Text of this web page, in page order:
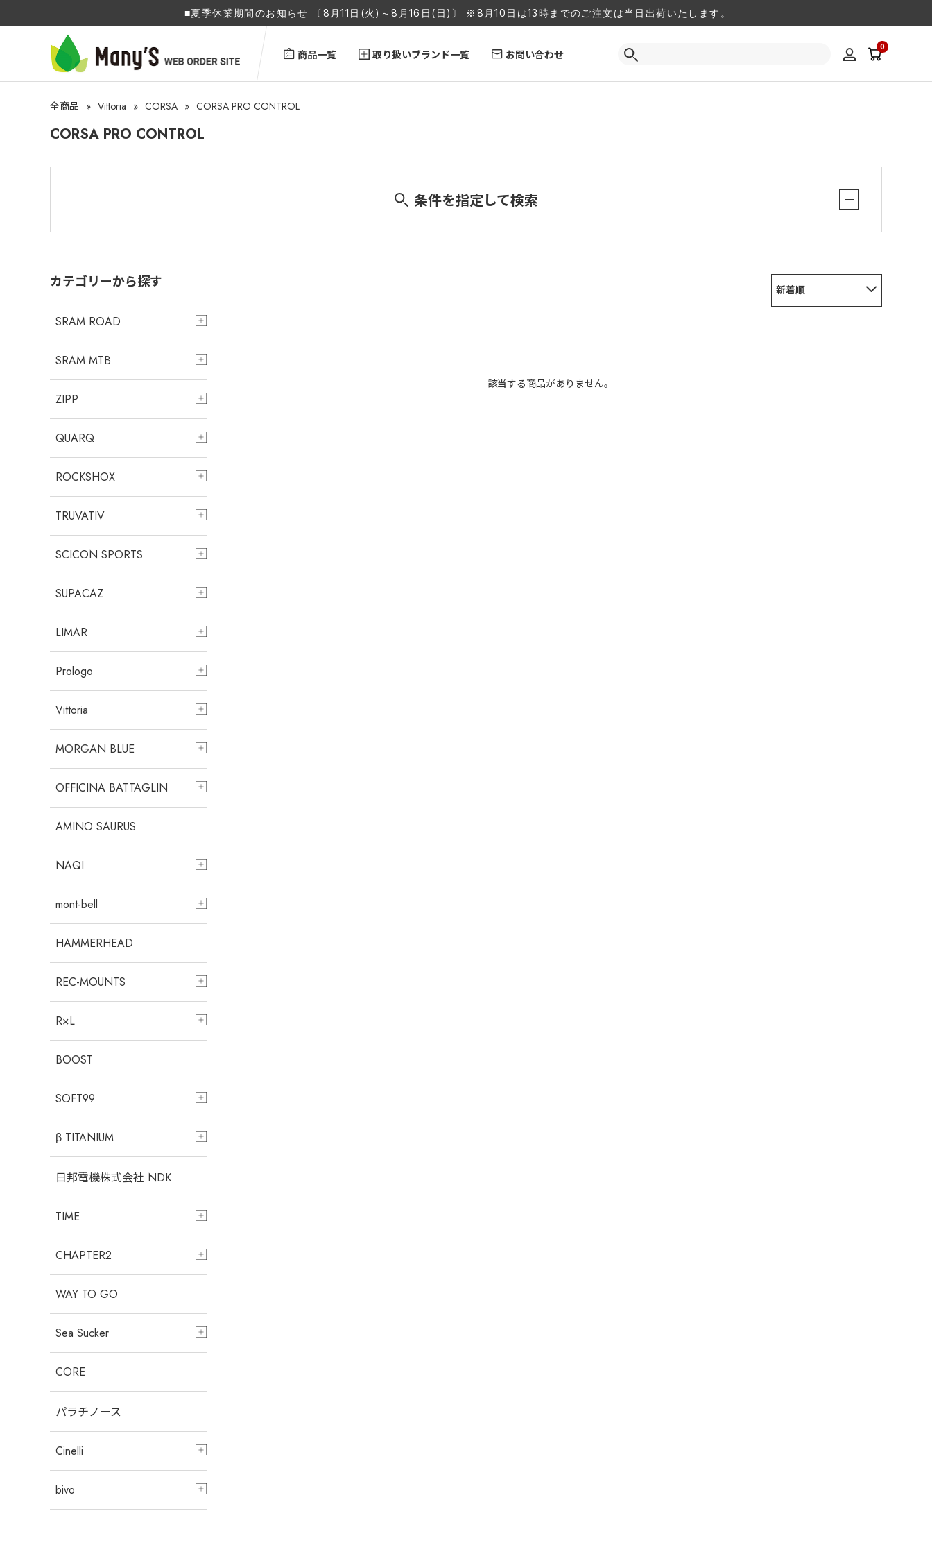
■夏季休業期間のお知らせ 〔8月11日(火)～8月16日(日)〕 ※8月10日は13時までのご注文は当日出荷いたします。
商品一覧 取り扱いブランド一覧 お問い合わせ
0
全商品 » Vittoria » CORSA » CORSA PRO CONTROL
CORSA PRO CONTROL
条件を指定して検索
カテゴリーから探す
SRAM ROAD
SRAM MTB
ZIPP
QUARQ
ROCKSHOX
TRUVATIV
SCICON SPORTS
SUPACAZ
LIMAR
Prologo
Vittoria
MORGAN BLUE
OFFICINA BATTAGLIN
AMINO SAURUS
NAQI
mont-bell
HAMMERHEAD
REC-MOUNTS
R×L
BOOST
SOFT99
β TITANIUM
日邦電機株式会社 NDK
TIME
CHAPTER2
WAY TO GO
Sea Sucker
CORE
パラチノース
Cinelli
bivo
新着順
該当する商品がありません。